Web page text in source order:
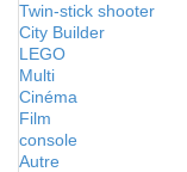
Twin-stick shooter
City Builder
LEGO
Multi
Cinéma
Film
console
Autre